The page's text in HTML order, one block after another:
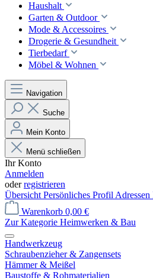
Haushalt
Garten & Outdoor
Mode & Accessoires
Drogerie & Gesundheit
Tierbedarf
Möbel & Wohnen
Navigation
Suche
Mein Konto
Menü schließen
Ihr Konto
Anmelden
oderregistrieren
Übersicht Persönliches Profil Adressen
Warenkorb 0,00 €
Zur Kategorie Heimwerken & Bau
Handwerkzeug
Schraubenzieher & Zangensets
Hämmer & Meißel
Baustoffe & Rohmaterialien